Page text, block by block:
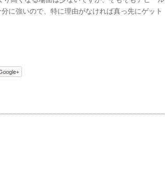
に強いので、特に理由がなければ真っ先にゲット